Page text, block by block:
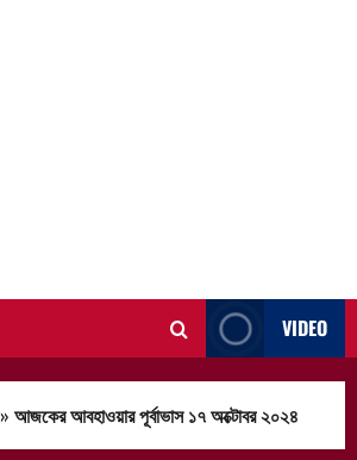
VIDEO
» আজকের আবহাওয়ার পূর্বাভাস ১৭ অক্টোবর ২০২৪